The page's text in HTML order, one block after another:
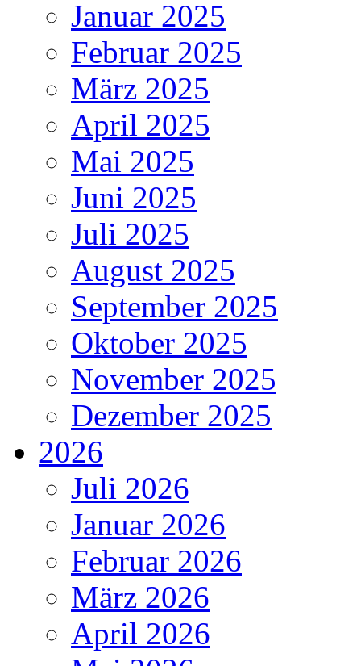
Januar 2025
Februar 2025
März 2025
April 2025
Mai 2025
Juni 2025
Juli 2025
August 2025
September 2025
Oktober 2025
November 2025
Dezember 2025
2026
Juli 2026
Januar 2026
Februar 2026
März 2026
April 2026